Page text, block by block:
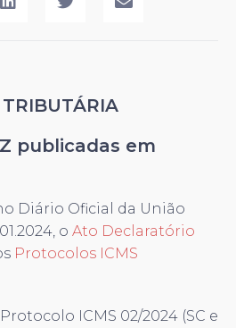
publicadas em
Diário Oficial da União
o Ato Declaratório
Protocolos ICMS
ICMS 02/2024 (SC e